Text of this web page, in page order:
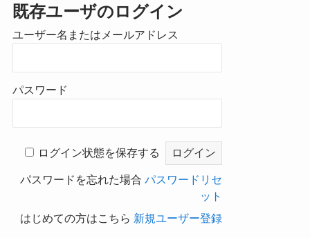
既存ユーザのログイン
ユーザー名またはメールアドレス
パスワード
ログイン状態を保存する
パスワードを忘れた場合 パスワードリセ
ット
はじめての方はこちら 新規ユーザー登録